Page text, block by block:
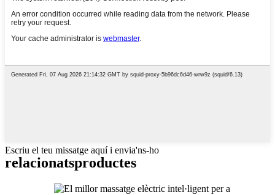
Escriu el teu missatge aquí i envia'ns-ho
relacionatsproductes